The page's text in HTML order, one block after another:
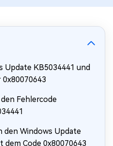
Update KB5034441 und
Fehlercode
den Windows Update
dem Code 0x80070643